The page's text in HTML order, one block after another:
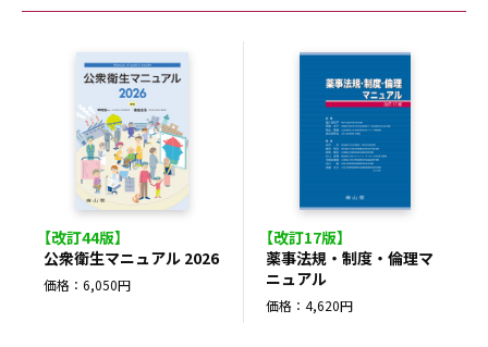
【改訂44版】
公衆衛生マニュアル 2026
価格：6,050円
【改訂17版】
薬事法規・制度・倫理マ
ニュアル
価格：4,620円